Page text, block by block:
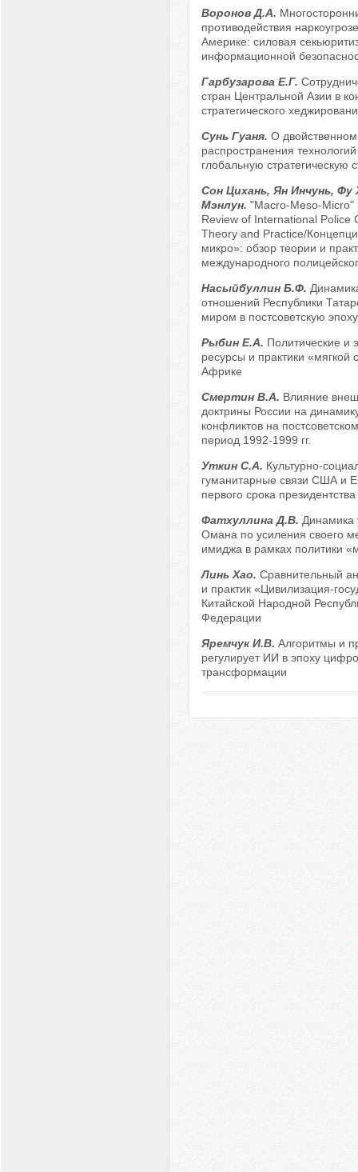
Воронов Д.А.
противодействия
Америке: силовая
информационной
Гарбузарова Е.Г.
стран Центральной Азии в
стратегического
Сунь Гуаня. О
распространения
глобальную стратегическую
Сон Цихань, Ян Инчунь, Фу
Мэнлун. "Macro-Meso-Micro"
Review of International Police
Theory and Practice/
микро»: обзор теории и
международного
Насыйбуллин Б.Ф.
отношений Республики
миром в постсоветскую эпоху
Рыбин Е.А. Политические и
ресурсы и практики
Африке
Смертин В.А. Влияние
доктрины России на
конфликтов на
период 1992-1999 гг.
Уткин С.А. Культурно-
гуманитарные связи США и
первого срока
Фатхуллина Д.В. Динамика
Омана по усиления своего
имиджа в рамках политики
Линь Хао. Сравнительный
и практик «Цивилизация-
Китайской Народной
Федерации
Яремчук И.В. Алгоритмы и
регулирует ИИ в эпоху
трансформации